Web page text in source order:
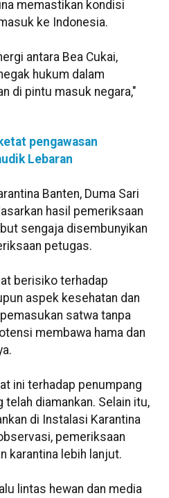
memastikan kondisi
ke Indonesia.
antara Bea Cukai,
hukum dalam
di pintu masuk negara,"
pengawasan
Lebaran
Banten, Duma Sari
hasil pemeriksaan
sengaja disembunyikan
petugas.
berisiko terhadap
aspek kesehatan dan
satwa tanpa
membawa hama dan
ini terhadap penumpang
telah diamankan. Selain itu,
di Instalasi Karantina
pemeriksaan
karantina lebih lanjut.
lintas hewan dan media